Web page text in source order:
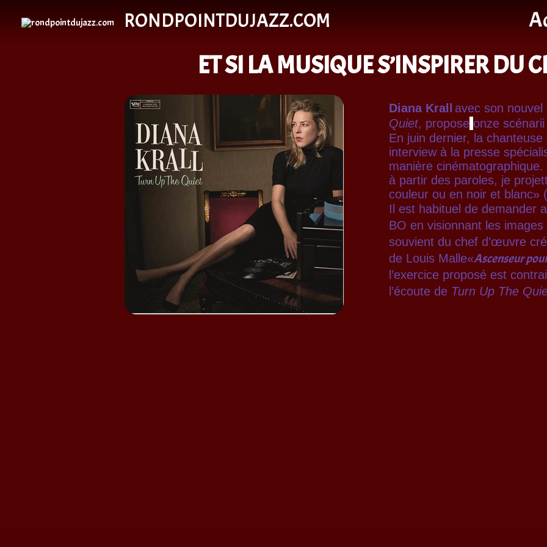
RONDPOINTDUJAZZ.COM
ET SI LA MUSIQUE S’INSPIRER DU
Diana Krall avec son nouvel
Quiet, propose onze
En juin dernier, la
interview à la presse
manière cinématographique.
à partir des paroles, je
couleur ou en noir et blanc»
Il est habituel de demander
BO en visionnant les
souvient du chef d’œuvre
de Louis Malle«Ascenseur
l’exercice proposé est
l’écoute de Turn Up The